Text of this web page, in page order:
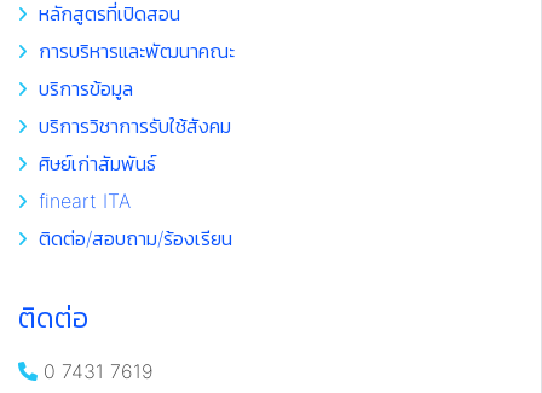
หลักสูตรที่เปิดสอน
การบริหารและพัฒนาคณะ
บริการข้อมูล
บริการวิชาการรับใช้สังคม
ศิษย์เก่าสัมพันธ์
fineart ITA
ติดต่อ/สอบถาม/ร้องเรียน
ติดต่อ
0 7431 7619